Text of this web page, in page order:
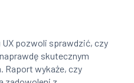
pozwoli sprawdzić, czy
skutecznym
Raport wykaże, czy